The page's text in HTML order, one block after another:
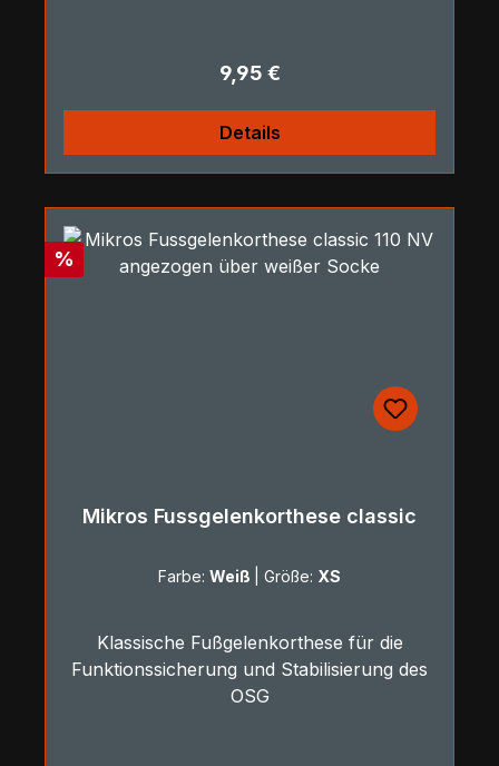
Regulärer Preis:
9,95 €
Details
Rabatt
%
Mikros Fussgelenkorthese classic
Farbe: Weiß Größe: XS
Klassische Fußgelenkorthese für die
Funktionssicherung und Stabilisierung des
OSG